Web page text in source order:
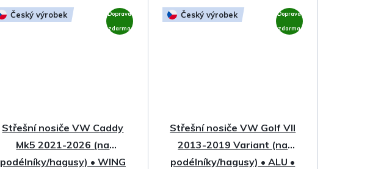
Český výrobek Doprava
zdarma
Střešní nosiče VW Caddy
Mk5 2021-2026 (na
podélníky/hagusy) • WING
Český výrobek Doprava
zdarma
Střešní nosiče VW Golf VII
2013-2019 Variant (na
podélníky/hagusy) • ALU •